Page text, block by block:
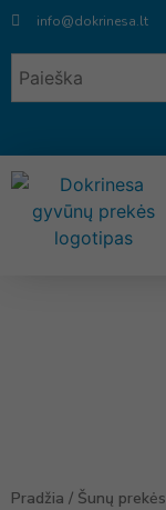
info@dokrinesa.lt
Pradžia / Šunų prekės